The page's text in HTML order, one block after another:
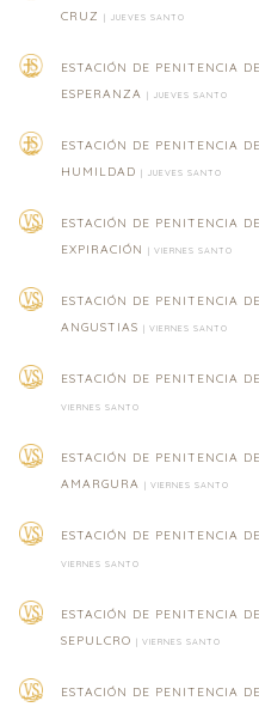
CRUZ
| JUEVES SANTO
ESTACIÓN DE PENITENCIA
ESPERANZA | JUEVES SANTO
ESTACIÓN DE PENITENCIA
HUMILDAD | JUEVES SANTO
ESTACIÓN DE PENITENCIA
EXPIRACIÓN
| VIERNES SANTO
ESTACIÓN DE PENITENCIA
ANGUSTIAS | VIERNES SANTO
ESTACIÓN DE PENITENCIA
VIERNES SANTO
ESTACIÓN DE PENITENCIA
AMARGURA | VIERNES SANTO
ESTACIÓN DE PENITENCIA
VIERNES SANTO
ESTACIÓN DE PENITENCIA
SEPULCRO | VIERNES SANTO
ESTACIÓN DE PENITENCIA